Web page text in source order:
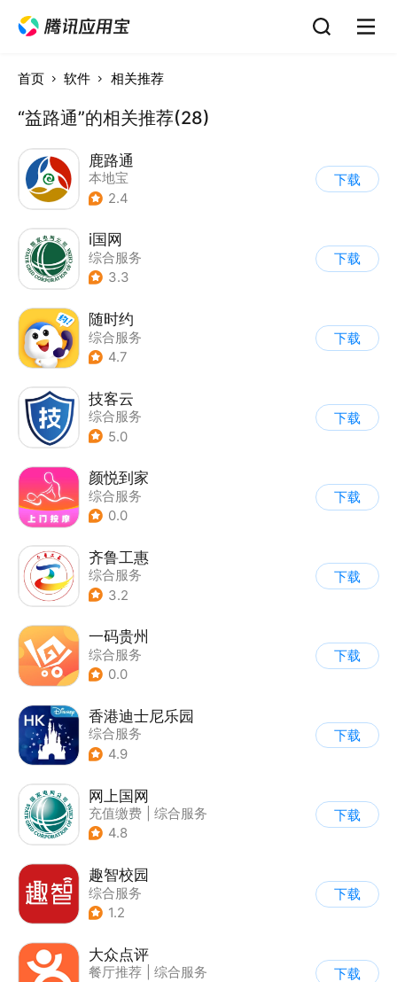
首页 软件 相关推荐
“益路通”的相关推荐(28)
鹿路通
本地宝
2.4
下载
i国网
综合服务
3.3
下载
随时约
综合服务
4.7
下载
技客云
综合服务
5.0
下载
颜悦到家
综合服务
0.0
下载
齐鲁工惠
综合服务
3.2
下载
一码贵州
综合服务
0.0
下载
香港迪士尼乐园
综合服务
4.9
下载
网上国网
充值缴费
综合服务
4.8
下载
趣智校园
综合服务
1.2
下载
大众点评
餐厅推荐
综合服务
下载